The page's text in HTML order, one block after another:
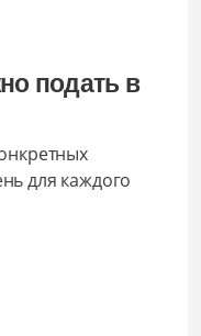
подать в
для каждого